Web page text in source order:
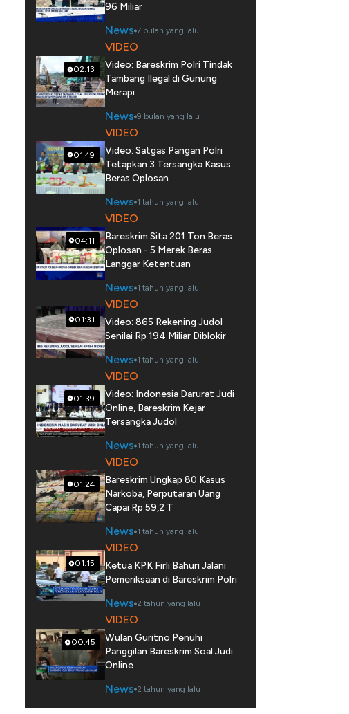
96 Miliar
News 7 bulan yang lalu
02:13
VIDEO
Video: Bareskrim Polri Tindak
Tambang Ilegal di Gunung
Merapi
News 9 bulan yang lalu
01:49
VIDEO
Video: Satgas Pangan Polri
Tetapkan 3 Tersangka Kasus
Beras Oplosan
News 1 tahun yang lalu
04:11
VIDEO
Bareskrim Sita 201 Ton Beras
Oplosan - 5 Merek Beras
Langgar Ketentuan
News 1 tahun yang lalu
01:31
VIDEO
Video: 865 Rekening Judol
Senilai Rp 194 Miliar Diblokir
News 1 tahun yang lalu
01:39
VIDEO
Video: Indonesia Darurat Judi
Online, Bareskrim Kejar
Tersangka Judol
News 1 tahun yang lalu
01:24
VIDEO
Bareskrim Ungkap 80 Kasus
Narkoba, Perputaran Uang
Capai Rp 59,2 T
News 1 tahun yang lalu
01:15
VIDEO
Ketua KPK Firli Bahuri Jalani
Pemeriksaan di Bareskrim Polri
News 2 tahun yang lalu
00:45
VIDEO
Wulan Guritno Penuhi
Panggilan Bareskrim Soal Judi
Online
News 2 tahun yang lalu